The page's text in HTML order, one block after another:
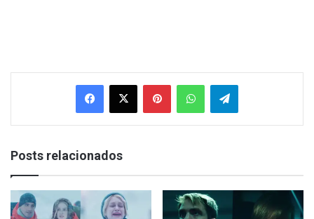
Facebook
X PinterestWhatsAppTelegram
Posts relacionados